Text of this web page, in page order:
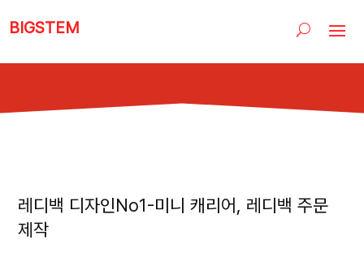
BIGSTEM
레디백 디자인No1-미니 캐리어, 레디백 주문
제작